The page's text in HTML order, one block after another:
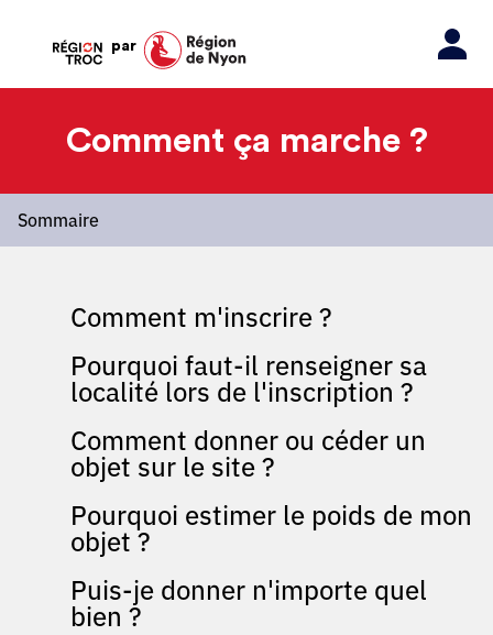
par
Comment ça marche ?
Sommaire
Comment m'inscrire ?
Pourquoi faut-il renseigner sa
localité lors de l'inscription ?
Comment donner ou céder un
objet sur le site ?
Pourquoi estimer le poids de mon
objet ?
Puis-je donner n'importe quel
bien ?